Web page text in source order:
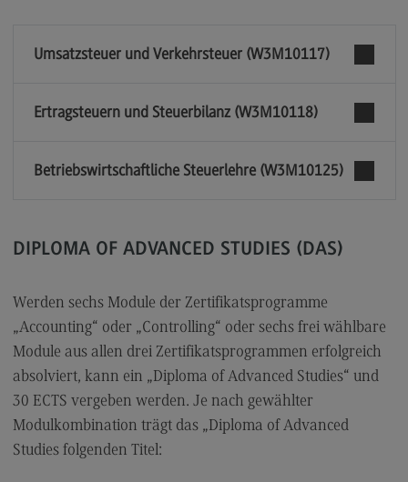
Umsatzsteuer und Verkehrsteuer (W3M10117)
Ertragsteuern und Steuerbilanz (W3M10118)
Betriebswirtschaftliche Steuerlehre (W3M10125)
DIPLOMA OF ADVANCED STUDIES (DAS)
Werden sechs Module der Zertifikatsprogramme
„Accounting“ oder „Controlling“ oder sechs frei wählbare
Module aus allen drei Zertifikatsprogrammen erfolgreich
absolviert, kann ein „Diploma of Advanced Studies“ und
30 ECTS vergeben werden. Je nach gewählter
Modulkombination trägt das „Diploma of Advanced
Studies folgenden Titel: